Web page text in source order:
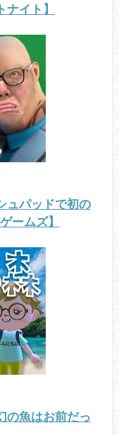
イト】
ュパッドで初の
ームズ】
の魚はお前だっ